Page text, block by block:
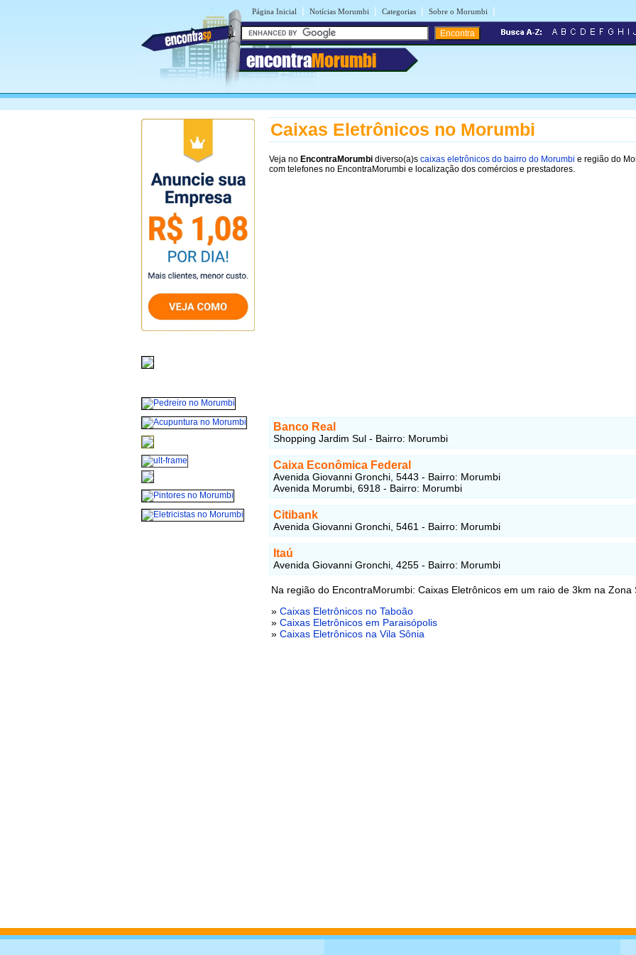
Página Inicial | Notícias Morumbi | Categorias | Sobre o Morumbi |
encontraMorumbi
Caixas Eletrônicos no Morumbi
Veja no EncontraMorumbi diverso(a)s caixas eletrônicos do bairro do Morumbi e região do
com telefones no EncontraMorumbi e localização dos comércios e prestadores.
Banco Real
Shopping Jardim Sul - Bairro: Morumbi
Caixa Econômica Federal
Avenida Giovanni Gronchi, 5443 - Bairro: Morumbi
Avenida Morumbi, 6918 - Bairro: Morumbi
Citibank
Avenida Giovanni Gronchi, 5461 - Bairro: Morumbi
Itaú
Avenida Giovanni Gronchi, 4255 - Bairro: Morumbi
Na região do EncontraMorumbi: Caixas Eletrônicos em um raio de 3km na Zona
» Caixas Eletrônicos no Taboão
» Caixas Eletrônicos em Paraisópolis
» Caixas Eletrônicos na Vila Sônia